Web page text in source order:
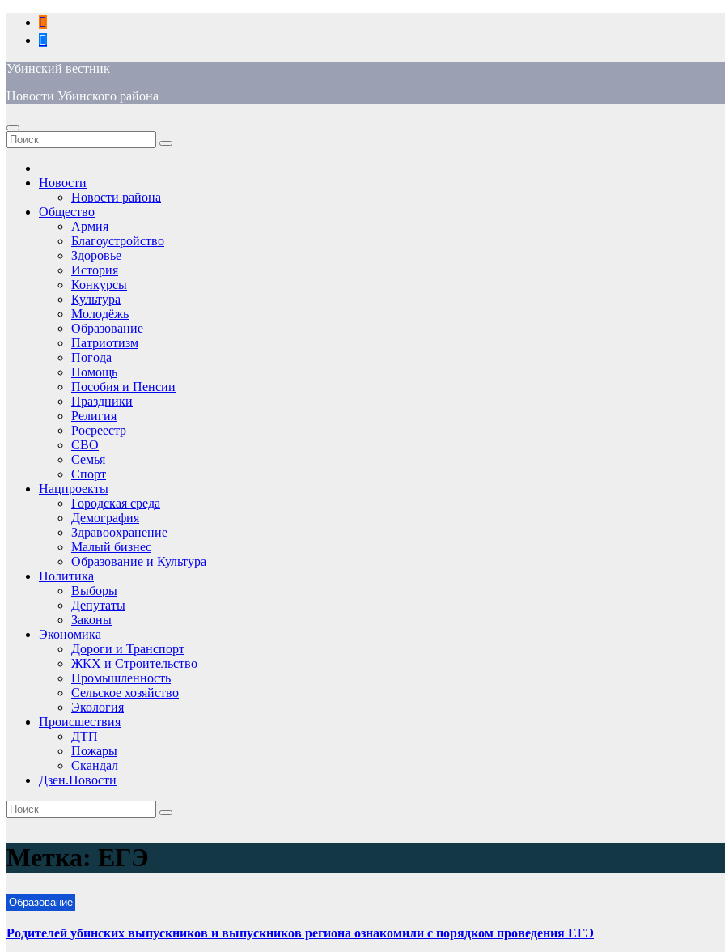
Перейти
содержимому
Убинский вестник
Новости Убинского района
Новости
Новости района
Общество
Армия
Благоустройство
Здоровье
История
Конкурсы
Культура
Молодёжь
Образование
Патриотизм
Погода
Помощь
Пособия и Пенсии
Праздники
Религия
Росреестр
СВО
Семья
Спорт
Нацпроекты
Городская среда
Демография
Здравоохранение
Малый бизнес
Образование и Культура
Политика
Выборы
Депутаты
Законы
Экономика
Дороги и Транспорт
ЖКХ и Строительство
Промышленность
Сельское хозяйство
Экология
Происшествия
ДТП
Пожары
Скандал
Дзен.Новости
Метка: ЕГЭ
Образование
Родителей убинских выпускников и выпускников региона ознакомили с порядком проведения ЕГЭ